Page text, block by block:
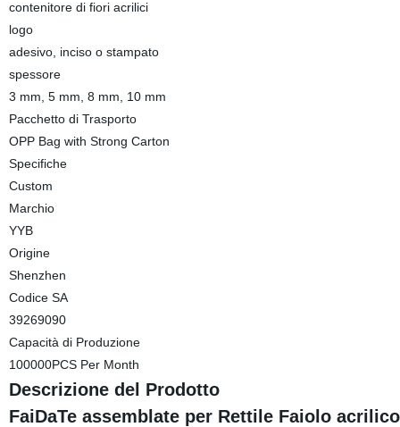
contenitore di fiori acrilici
logo
adesivo, inciso o stampato
spessore
3 mm, 5 mm, 8 mm, 10 mm
Pacchetto di Trasporto
OPP Bag with Strong Carton
Specifiche
Custom
Marchio
YYB
Origine
Shenzhen
Codice SA
39269090
Capacità di Produzione
100000PCS Per Month
Descrizione del Prodotto
FaiDaTe assemblate per Rettile Faiolo